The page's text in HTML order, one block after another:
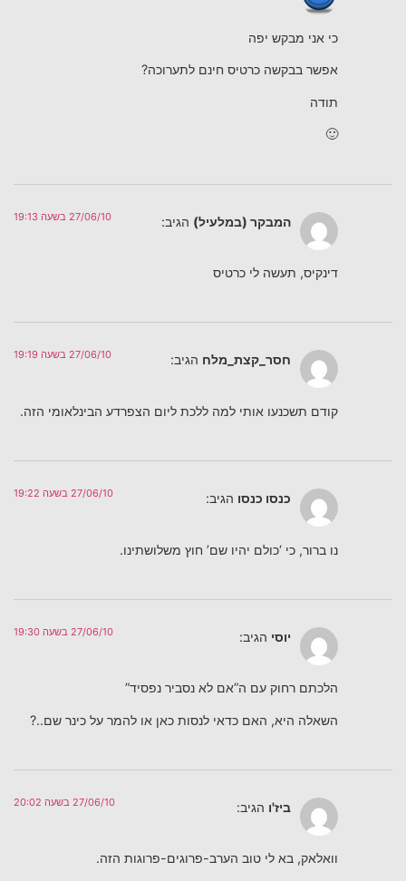
כי אני מבקש יפה
אפשר בבקשה כרטיס חינם לתערוכה?
תודה
🙂
המבקר (במלעיל) הגיב: 27/06/10 בשעה 19:13
דינקיס, תעשה לי כרטיס
חסר_קצת_מלח הגיב: 27/06/10 בשעה 19:19
קודם תשכנעו אותי למה ללכת ליום הצפרדע הבינלאומי הזה.
כנסו כנסו הגיב: 27/06/10 בשעה 19:22
נו ברור, כי ‘כולם יהיו שם’ חוץ משלושתינו.
יוסי הגיב: 27/06/10 בשעה 19:30
הלכתם רחוק עם ה”אם לא נסביר נפסיד”
השאלה היא, האם כדאי לנסות כאן או להמר על כינר שם..?
ביז'ו הגיב: 27/06/10 בשעה 20:02
וואלאק, בא לי טוב הערב-פרוגים-פרוגות הזה.